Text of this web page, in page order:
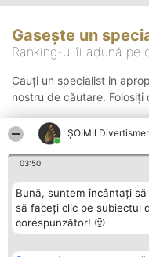
ŞOIMII
03:50
Bună, suntem încântați
să faceți clic pe subiectul
corespunzător! 🙂
Gasește un
Ranking-ul îi adună pe
Cauți un specialist in
nostru de căutare.